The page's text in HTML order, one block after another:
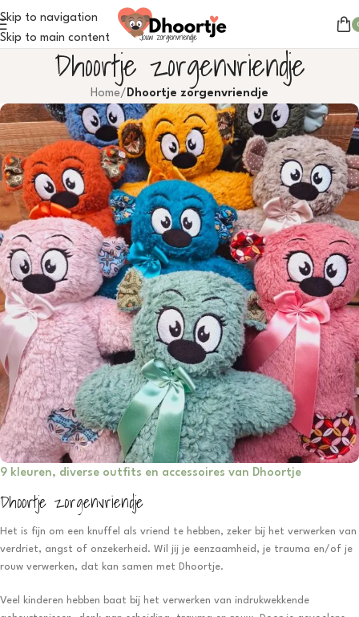
Skip to navigation
Skip to main content
Dhoortje zorgenvriendje
Home/ Dhoortje zorgenvriendje
9 kleuren, diverse outfits en accessoires van Dhoortje
Dhoortje zorgenvriendje
Het is fijn om een knuffel als vriend te hebben, zeker bij het verwerken van
verdriet, angst of onzekerheid. Wil jij je eenzaamheid, je trauma en/of je
rouw verwerken, dat kan samen met Dhoortje.
Veel kinderen hebben baat bij het verwerken van indrukwekkende